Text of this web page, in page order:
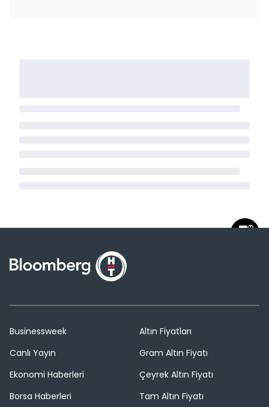
Businessweek
Canlı Yayın
Ekonomi Haberleri
Borsa Haberleri
Altın Fiyatları
Gram Altın Fiyatı
Çeyrek Altın Fiyatı
Tam Altın Fiyatı